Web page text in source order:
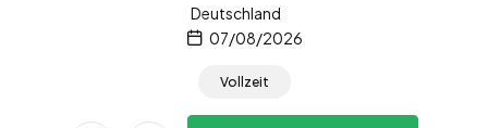
Deutschland
07/08/2026
Vollzeit